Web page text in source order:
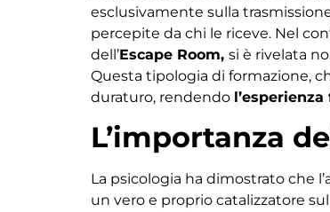
esclusivamente sulla
percepite da chi le riceve. Nel
dell’Escape Room, si è rivelata
Questa tipologia di formazione,
duraturo, rendendo
L’importanza
La psicologia ha dimostrato che
un vero e proprio catalizzatore